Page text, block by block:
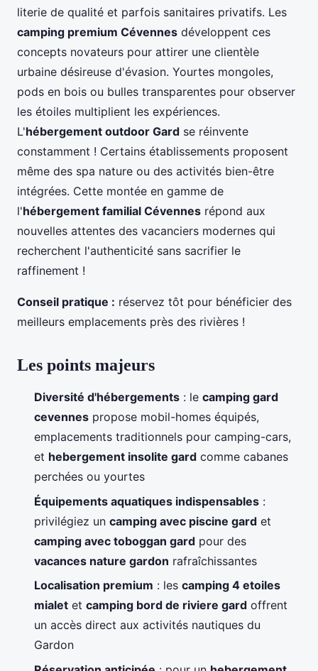
literie de qualité et parfois sanitaires privatifs. Les
camping premium Cévennes développent ces
concepts novateurs pour attirer une clientèle
urbaine désireuse d'évasion. Yourtes mongoles,
pods en bois ou bulles transparentes pour observer
les étoiles multiplient les expériences.
L'hébergement outdoor Gard se réinvente
constamment ! Certains établissements proposent
même des spa nature ou des activités bien-être
intégrées. Cette montée en gamme de
l'hébergement familial Cévennes répond aux
nouvelles attentes des vacanciers modernes qui
recherchent l'authenticité sans sacrifier le
raffinement !
Conseil pratique : réservez tôt pour bénéficier des
meilleurs emplacements près des rivières !
Les points majeurs
Diversité d'hébergements : le camping gard
cevennes propose mobil-homes équipés,
emplacements traditionnels pour camping-cars,
et hebergement insolite gard comme cabanes
perchées ou yourtes
Équipements aquatiques indispensables :
privilégiez un camping avec piscine gard et
camping avec toboggan gard pour des
vacances nature gardon rafraîchissantes
Localisation premium : les camping 4 etoiles
mialet et camping bord de riviere gard offrent
un accès direct aux activités nautiques du
Gardon